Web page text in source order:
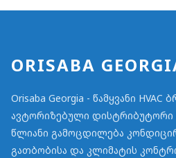
ORISABA
Orisaba Georgia - წამყვანი HVAC
ავტორიზებული დისტრიბუტორი
წლიანი გამოცდილება
გათბობისა და კლიმატის